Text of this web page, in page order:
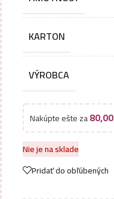
KARTON
VÝROBCA
Nakúpte ešte za80,00
Nie je na sklade
Pridať do obľúbených